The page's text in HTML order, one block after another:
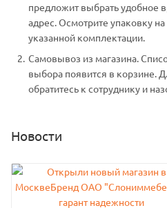
предложит выбрать удобное
адрес. Осмотрите упаковку на
указанной комплектации.
Самовывоз из магазина.
выбора появится в корзине.
обратитесь к сотруднику и
Новости